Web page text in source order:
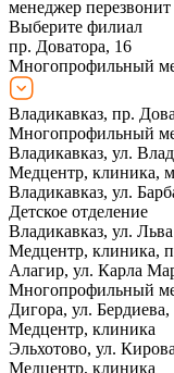
менеджер
Выберите филиал
пр. Доватора, 16
Многопрофильный
Владикавказ, пр.
Многопрофильный
Владикавказ, ул.
Медцентр, клиника,
Владикавказ, ул.
Детское отделение
Владикавказ, ул.
Медцентр, клиника,
Алагир, ул. Карла
Многопрофильный
Дигора, ул.
Медцентр, клиника
Эльхотово, ул.
Медцентр, клиника